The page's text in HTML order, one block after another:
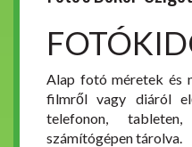
Alap fotó méretek és
filmről vagy diáról
telefonon,
számítógépen tárolva.